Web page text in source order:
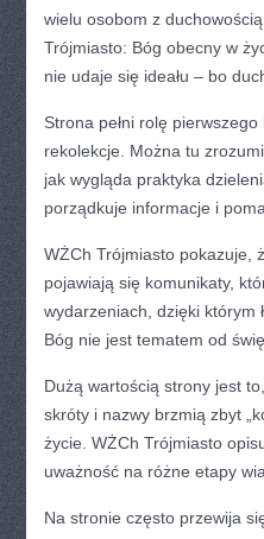
wielu osobom z
Trójmiasto: Bóg obecny w
nie udaje się ideału – bo
Strona pełni rolę
rekolekcje. Można tu
jak wygląda praktyka
porządkuje informacje i
WŻCh Trójmiasto pokazuje,
pojawiają się komunikaty,
wydarzeniach, dzięki którym
Bóg nie jest tematem od
Dużą wartością strony jest
skróty i nazwy brzmią zbyt
życie. WŻCh Trójmiasto
uważność na różne etapy
Na stronie często przewija